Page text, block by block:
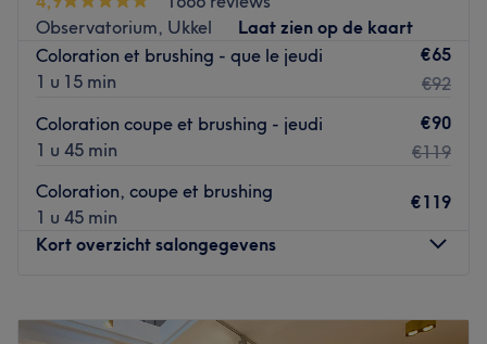
Observatorium, Ukkel
Laat zien op de kaart
Coloration et brushing - que le jeudi
1 u 15 min
€65
€92
Coloration coupe et brushing - jeudi
1 u 45 min
€90
€119
Coloration, coupe et brushing
1 u 45 min
€119
Kort overzicht salongegevens
Dinsdag
21:00